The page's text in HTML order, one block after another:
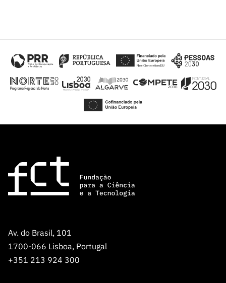
Av. do Brasil, 101
1700-066 Lisboa, Portugal
+351 213 924 300